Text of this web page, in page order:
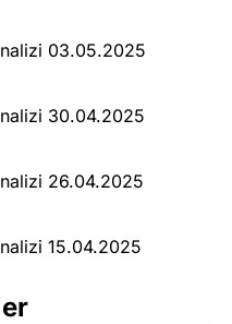
03.05.2025
30.04.2025
26.04.2025
15.04.2025